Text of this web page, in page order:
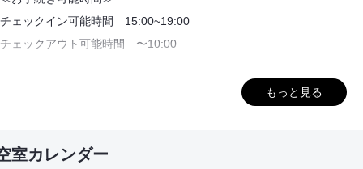
チェックイン可能時間 15:00~19:00
チェックアウト可能時間 〜10:00
※上記の時間内に必ずチェックインのお手続きをお願いいたします。
もっと見る
室カレンダー